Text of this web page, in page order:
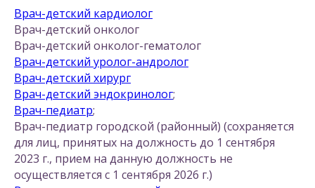
Врач-детский кардиолог
Врач-детский онколог
Врач-детский онколог-гематолог
Врач-детский уролог-андролог
Врач-детский хирург
Врач-детский эндокринолог;
Врач-педиатр;
Врач-педиатр городской (районный) (сохраняется
для лиц, принятых на должность до 1 сентября
2023 г., прием на данную должность не
осуществляется с 1 сентября 2026 г.)